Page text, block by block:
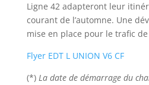
Ligne 42 adapteront leur
courant de l’automne. Une
mise en place pour le trafic
Flyer EDT L UNION V6 CF
(*) La date de démarrage du